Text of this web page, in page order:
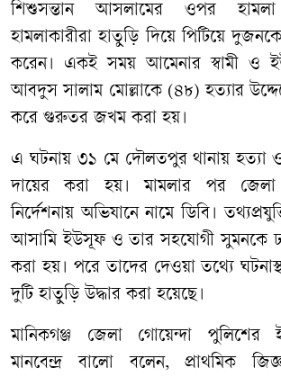
শিশুসন্তান আসলামের ওপর
হামলাকারীরা হাতুড়ি দিয়ে পিটিয়ে
করেন। একই সময় আমেনার স্বামী ও
আবদুস সালাম মোল্লাকে (৪৮) হত্যার
করে গুরুতর জখম করা হয়।
এ ঘটনায় ৩১ মে দৌলতপুর থানায় হত্যা ও
দায়ের করা হয়। মামলার পর
নির্দেশনায় অভিযানে নামে ডিবি।
আসামি ইউসূফ ও তার সহযোগী সুমনকে
করা হয়। পরে তাদের দেওয়া তথ্যে
দুটি হাতুড়ি উদ্ধার করা হয়েছে।
মানিকগঞ্জ জেলা গোয়েন্দা পুলিশের
মানবেন্দ্র বালো বলেন, প্রাথমিক